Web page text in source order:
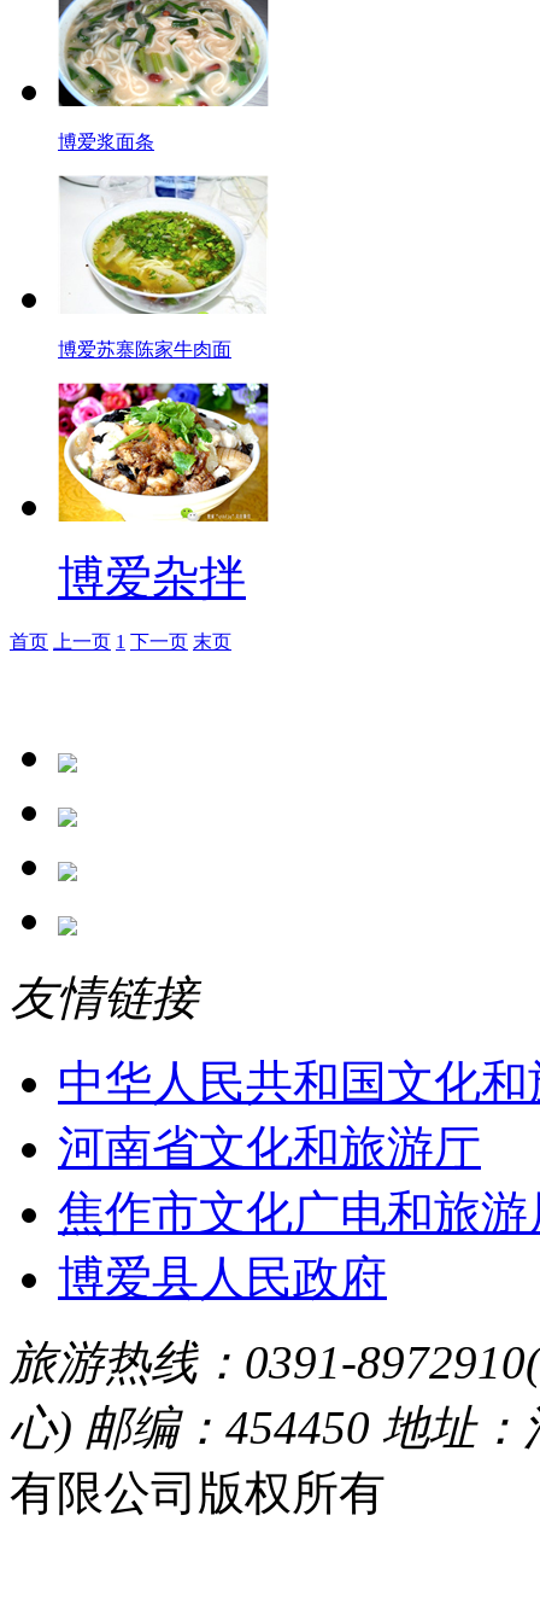
博爱浆面条
博爱苏寨陈家牛肉面
博爱杂拌
首页 上一页 1 下一页 末页
友情链接
中华人民共和国文化
河南省文化和旅游厅
焦作市文化广电和旅游
博爱县人民政府
旅游热线：0391-
心) 邮编：454450 地址
有限公司版权所有